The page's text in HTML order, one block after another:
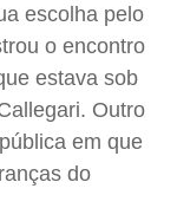
escolha pelo
o encontro
estava sob
. Outro
em que
do